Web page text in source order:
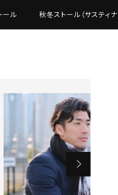
ール 秋冬ストール（サスティ
キーワー